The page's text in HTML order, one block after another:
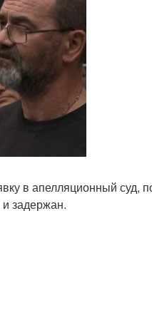
в апелляционный суд,
задержан.